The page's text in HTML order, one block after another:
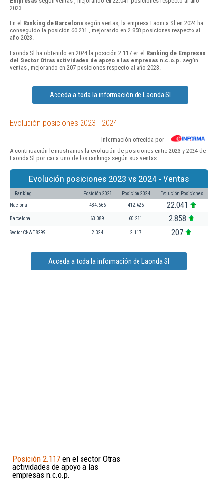
2023.
En el Ranking de Barcelona según ventas, la empresa Laonda Sl en 2024 ha
conseguido la posición 60.231 , mejorando en 2.858 posiciones respecto al
año 2023.
Laonda Sl ha obtenido en 2024 la posición 2.117 en el Ranking de Empresas
del Sector Otras actividades de apoyo a las empresas n.c.o.p. según
ventas , mejorando en 207 posiciones respecto al año 2023.
Acceda a toda la información de Laonda Sl
Evolución posiciones 2023 - 2024
Información ofrecida por
A continuación le mostramos la evolución de posiciones entre 2023 y 2024 de
Laonda Sl por cada uno de los rankings según sus ventas:
Evolución posiciones 2023 vs 2024 - Ventas
Ranking Posición 2023 Posición 2024 Evolución Posiciones
Nacional 434.666 412.625 22.041
Barcelona 63.089 60.231 2.858
Sector CNAE 8299 2.324 2.117 207
Acceda a toda la información de Laonda Sl
Posición 2.117 en el sector Otras
actividades de apoyo a las
empresas n.c.o.p.